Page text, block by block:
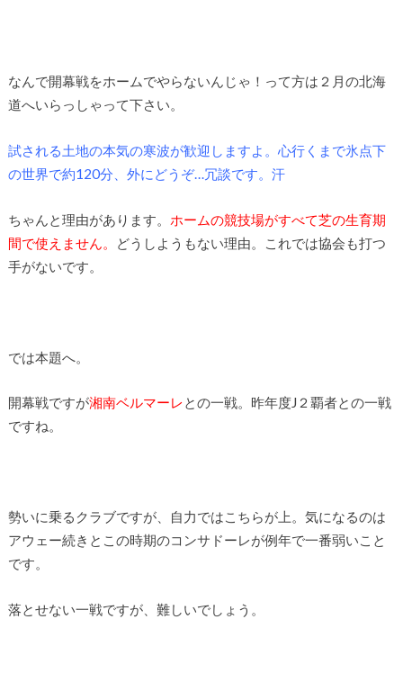
なんで開幕戦をホームでやらないんじゃ！って方は２月の北海
道へいらっしゃって下さい。
試される土地の本気の寒波が歓迎しますよ。心行くまで氷点下
の世界で約120分、外にどうぞ…冗談です。汗
ちゃんと理由があります。 ホームの競技場がすべて芝の生育期
間で使えません。
どうしようもない理由。これでは協会も打つ
手がないです。
では本題へ。
開幕戦ですが湘南ベルマーレとの一戦。昨年度J２覇者との一戦
ですね。
勢いに乗るクラブですが、自力ではこちらが上。気になるのは
アウェー続きとこの時期のコンサドーレが例年で一番弱いこと
です。
落とせない一戦ですが、難しいでしょう。